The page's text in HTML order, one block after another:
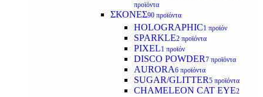
προϊόντα
ΣΚΟΝΕΣ90 προϊόντα
HOLOGRAPHIC1 προϊόν
SPARKLE2 προϊόντα
PIXEL1 προϊόν
DISCO POWDER7 προϊόντα
AURORA6 προϊόντα
SUGAR/GLITTER5 προϊόντα
CHAMELEON CAT EYE2